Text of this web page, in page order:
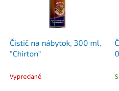
Čistič na nábytok, 300 ml,
"Chirton"
Vypredané